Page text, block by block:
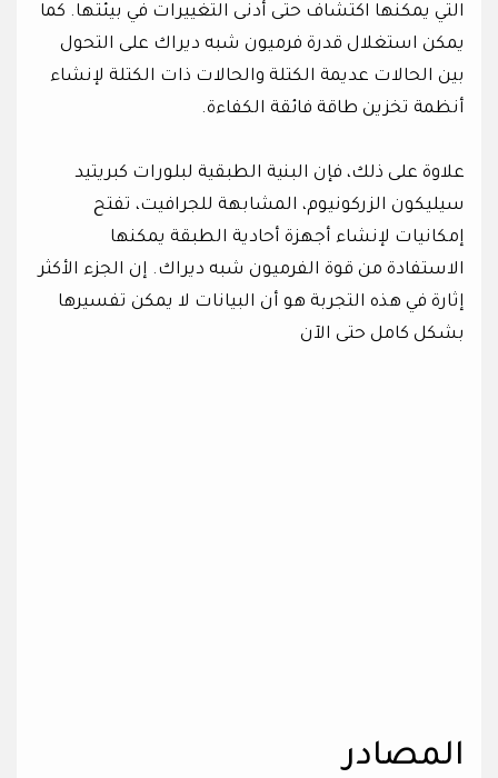
التي يمكنها اكتشاف حتى أدنى التغييرات في بيئتها. كما
يمكن استغلال قدرة فرميون شبه ديراك على التحول
بين الحالات عديمة الكتلة والحالات ذات الكتلة لإنشاء
أنظمة تخزين طاقة فائقة الكفاءة.
علاوة على ذلك، فإن البنية الطبقية لبلورات كبريتيد
سيليكون الزركونيوم، المشابهة للجرافيت، تفتح
إمكانيات لإنشاء أجهزة أحادية الطبقة يمكنها
الاستفادة من قوة الفرميون شبه ديراك. إن الجزء الأكثر
إثارة في هذه التجربة هو أن البيانات لا يمكن تفسيرها
بشكل كامل حتى الآن
المصادر